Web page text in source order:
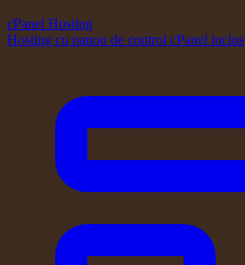
cPanel Hosting
Hosting cu panou de control cPanel inclus